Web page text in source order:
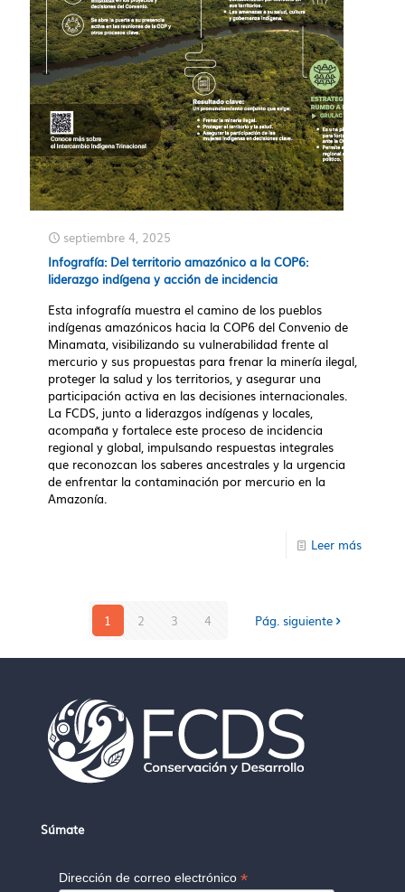
septiembre 4, 2025
Infografía: Del territorio amazónico a la COP6:
liderazgo indígena y acción de incidencia
Esta infografía muestra el camino de los pueblos
indígenas amazónicos hacia la COP6 del Convenio de
Minamata, visibilizando su vulnerabilidad frente al
mercurio y sus propuestas para frenar la minería ilegal,
proteger la salud y los territorios, y asegurar una
participación activa en las decisiones internacionales.
La FCDS, junto a liderazgos indígenas y locales,
acompaña y fortalece este proceso de incidencia
regional y global, impulsando respuestas integrales
que reconozcan los saberes ancestrales y la urgencia
de enfrentar la contaminación por mercurio en la
Amazonía.
Leer más
1 2 3 4 Pág. siguiente
Súmate
Dirección de correo electrónico *